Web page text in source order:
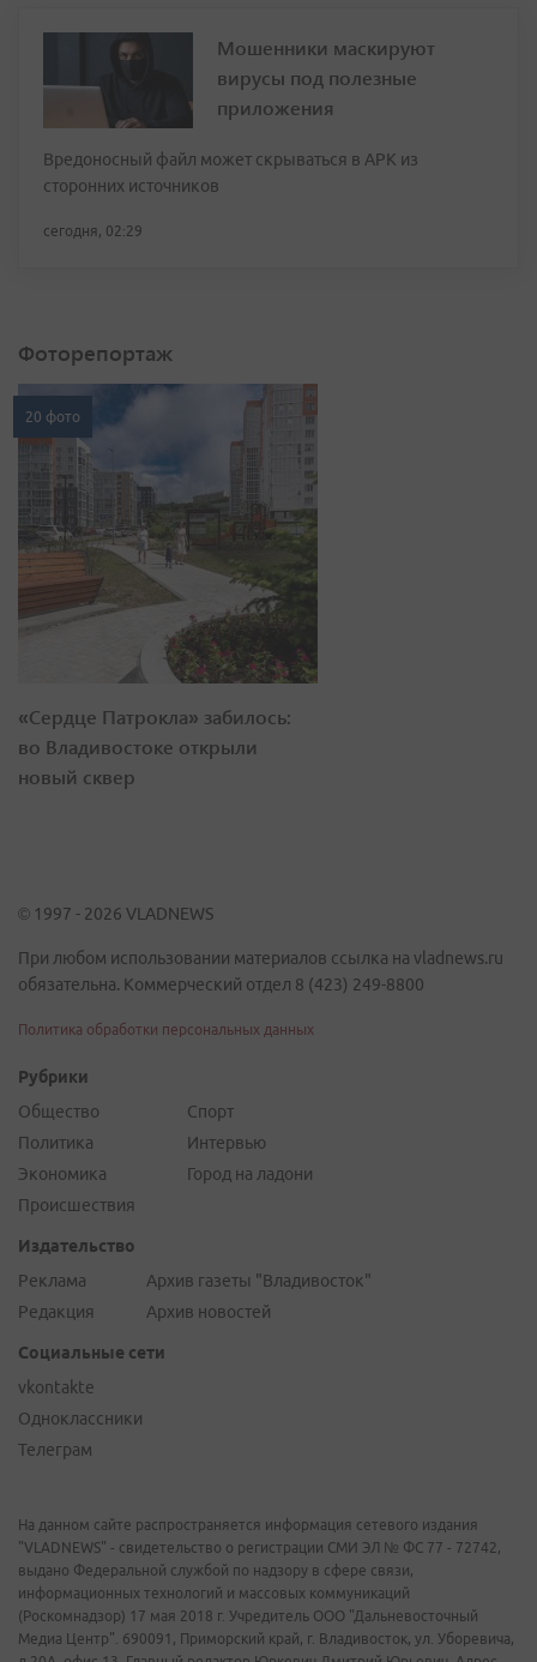
Мошенники маскируют
вирусы под полезные
приложения
Вредоносный файл может скрываться в APK из
сторонних источников
сегодня, 02:29
Фоторепортаж
20 фото
«Сердце Патрокла» забилось:
во Владивостоке открыли
новый сквер
© 1997 - 2026 VLADNEWS
При любом использовании материалов ссылка на vladnews.ru
обязательна. Коммерческий отдел 8 (423) 249-8800
Политика обработки персональных данных
Рубрики
Общество
Политика
Экономика
Происшествия
Спорт
Интервью
Город на ладони
Издательство
Реклама
Редакция
Архив газеты "Владивосток"
Архив новостей
Социальные сети
vkontakte
Одноклассники
Телеграм
На данном сайте распространяется информация сетевого издания
"VLADNEWS" - свидетельство о регистрации СМИ ЭЛ № ФС 77 - 72742,
выдано Федеральной службой по надзору в сфере связи,
информационных технологий и массовых коммуникаций
(Роскомнадзор) 17 мая 2018 г. Учредитель ООО "Дальневосточный
Медиа Центр". 690091, Приморский край, г. Владивосток, ул. Уборевича,